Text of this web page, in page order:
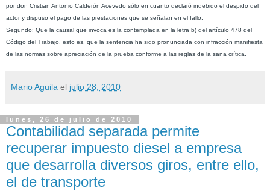
por don Cristian Antonio Calderón Acevedo sólo en cuanto declaró indebido el despido del
actor y dispuso el pago de las prestaciones que se señalan en el fallo.
Segundo: Que la causal que invoca es la contemplada en la letra b) del artículo 478 del
Código del Trabajo, esto es, que la sentencia ha sido pronunciada con infracción manifiesta
de las normas sobre apreciación de la prueba conforme a las reglas de la sana crítica.
Mario Aguila el julio 28, 2010
lunes, 26 de julio de 2010
Contabilidad separada permite
recuperar impuesto diesel a empresa
que desarrolla diversos giros, entre ello,
el de transporte